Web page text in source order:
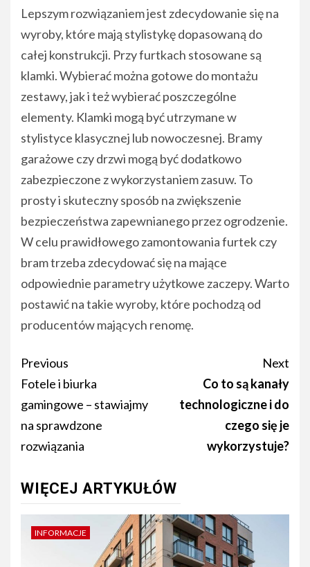
Lepszym rozwiązaniem jest zdecydowanie się na
wyroby, które mają stylistykę dopasowaną do
całej konstrukcji. Przy furtkach stosowane są
klamki. Wybierać można gotowe do montażu
zestawy, jak i też wybierać poszczególne
elementy. Klamki mogą być utrzymane w
stylistyce klasycznej lub nowoczesnej. Bramy
garażowe czy drzwi mogą być dodatkowo
zabezpieczone z wykorzystaniem zasuw. To
prosty i skuteczny sposób na zwiększenie
bezpieczeństwa zapewnianego przez ogrodzenie.
W celu prawidłowego zamontowania furtek czy
bram trzeba zdecydować się na mające
odpowiednie parametry użytkowe zaczepy. Warto
postawić na takie wyroby, które pochodzą od
producentów mających renomę.
Post
navigation
Previous
Fotele i biurka
gamingowe – stawiajmy
na sprawdzone
rozwiązania
Next
Co to są kanały
technologiczne i do
czego się je
wykorzystuje?
WIĘCEJ ARTYKUŁÓW
INFORMACJE